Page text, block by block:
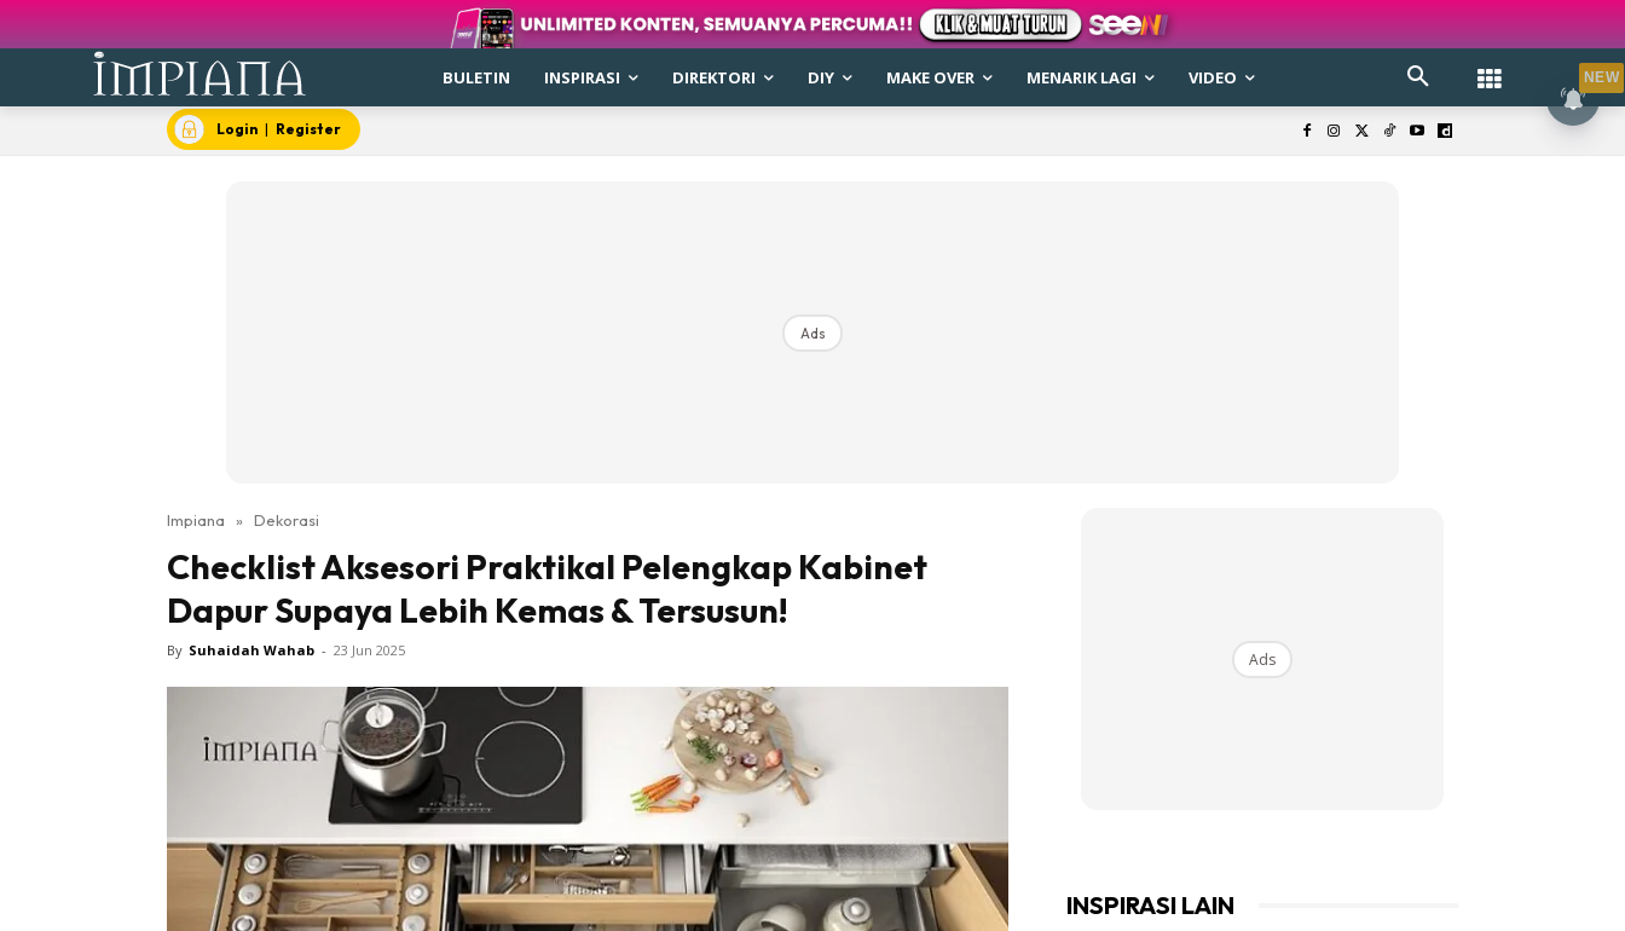
Buletin
Inspirasi
Bilik Air
Bilik Tidur
Ruang Makan
Ruang Tamu
BULETIN INSPIRASI DIREKTORI DIY MAKE OVER MENARIK LAGI VIDEO
Login | Register
Ads
Impiana » Dekorasi
Checklist Aksesori Praktikal Pelengkap Kabinet
Dapur Supaya Lebih Kemas & Tersusun!
By Suhaidah Wahab - 23 Jun 2025 Ads
INSPIRASI LAIN
NEW